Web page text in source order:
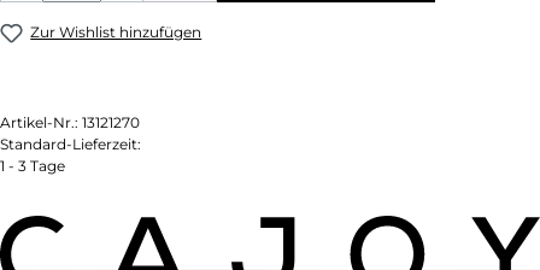
Zur Wishlist hinzufügen
Artikel-Nr.: 13121270
Standard-Lieferzeit:
1 - 3 Tage